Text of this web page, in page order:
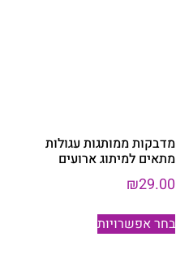
מדבקות ממותגות עגולות
מתאים למיתוג ארועים
₪29.00
בחר אפשרויות
למוצר
זה